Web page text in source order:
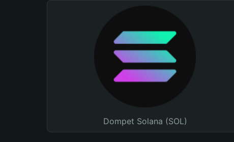
Dompet Solana (SOL)